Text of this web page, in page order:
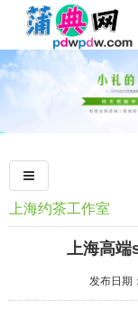
上海约茶工作室
上海高端
发布日期